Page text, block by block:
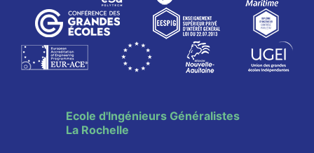
Ecole d'Ingénieurs Généralistes
La Rochelle